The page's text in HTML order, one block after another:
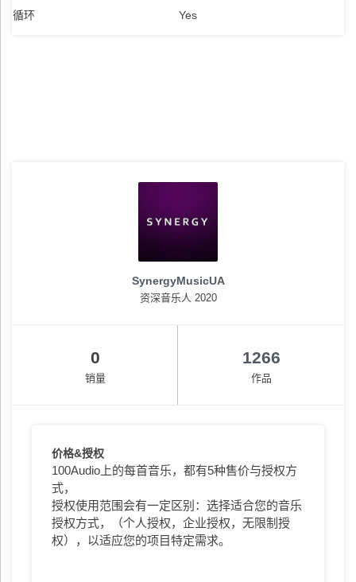
循环 Yes
SynergyMusicUA
资深音乐人 2020
0
销量
1266
作品
价格&授权
100Audio上的每首音乐，都有5种售价与授权方
式，
授权使用范围会有一定区别：选择适合您的音乐
授权方式，（个人授权，企业授权，无限制授
权），以适应您的项目特定需求。